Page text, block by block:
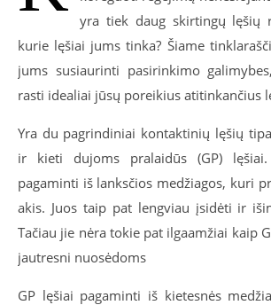
yra tiek daug skirtingų lęšių
kurie lęšiai jums tinka? Šiame
jums susiaurinti pasirinkimo
rasti idealiai jūsų poreikius atitinkančius
Yra du pagrindiniai kontaktinių lęšių
ir kieti dujoms pralaidūs (GP)
pagaminti iš lanksčios medžiagos, kuri
akis. Juos taip pat lengviau įsidėti ir
Tačiau jie nėra tokie pat ilgaamžiai kaip
jautresni nuosėdoms
GP lęšiai pagaminti iš kietesnės